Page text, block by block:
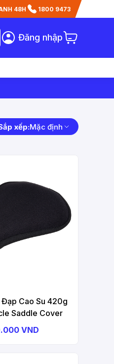
48H 1800 9473
Đăng nhập
xếp:Mặc định
Đạp Cao Su 420g
Saddle Cover
VND